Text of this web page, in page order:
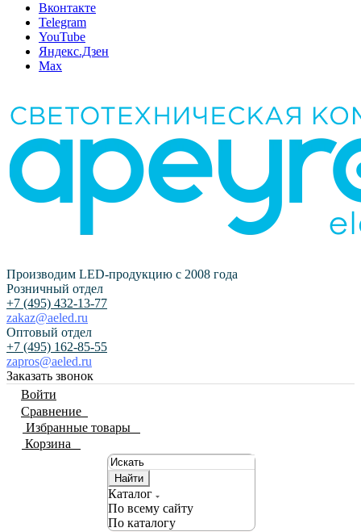
Вконтакте
Telegram
YouTube
Яндекс.Дзен
Max
Производим LED-продукцию с 2008 года
Розничный отдел
+7 (495) 432-13-77
zakaz@aeled.ru
Оптовый отдел
+7 (495) 162-85-55
zapros@aeled.ru
Заказать звонок
Войти
Сравнение
Избранные товары
Корзина
Найти
Каталог
По всему сайту
По каталогу